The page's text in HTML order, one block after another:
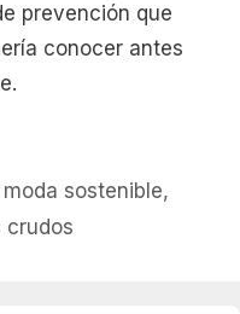
prevención que
conocer antes
moda sostenible,
crudos